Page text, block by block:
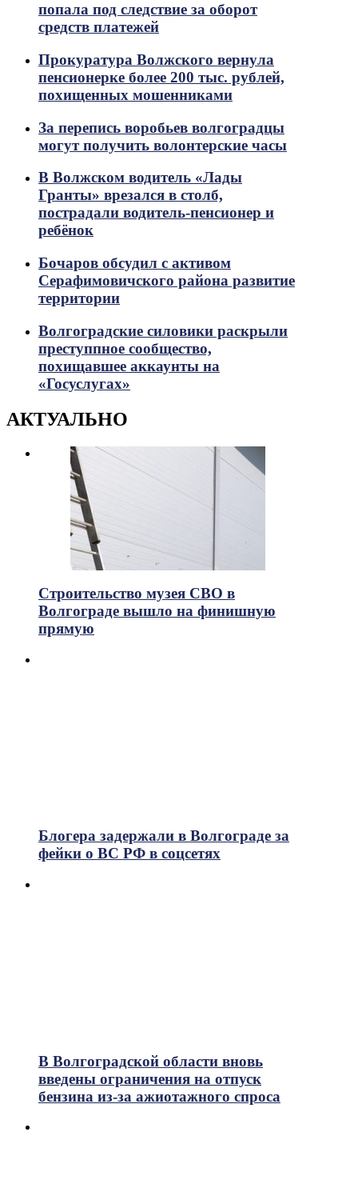
попала под следствие за оборот
средств платежей
Прокуратура Волжского вернула
пенсионерке более 200 тыс. рублей,
похищенных мошенниками
За перепись воробьев волгоградцы
могут получить волонтерские часы
В Волжском водитель «Лады
Гранты» врезался в столб,
пострадали водитель-пенсионер и
ребёнок
Бочаров обсудил с активом
Серафимовичского района развитие
территории
Волгоградские силовики раскрыли
преступпное сообщество,
похищавшее аккаунты на
«Госуслугах»
АКТУАЛЬНО
Строительство музея СВО в
Волгограде вышло на финишную
прямую
Блогера задержали в Волгограде за
фейки о ВС РФ в соцсетях
В Волгоградской области вновь
введены ограничения на отпуск
бензина из-за ажиотажного спроса